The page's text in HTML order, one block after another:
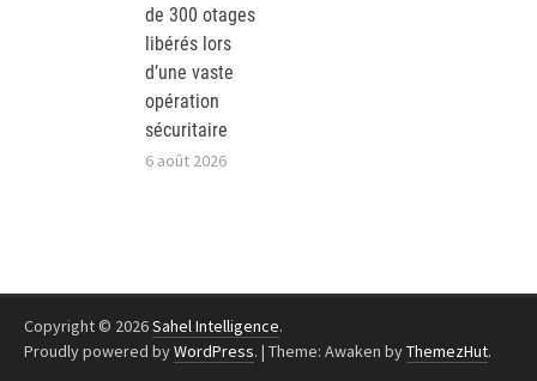
de 300 otages
libérés lors
d’une vaste
opération
sécuritaire
6 août 2026
Copyright © 2026Sahel Intelligence.
Proudly powered byWordPress. | Theme: Awaken byThemezHut.